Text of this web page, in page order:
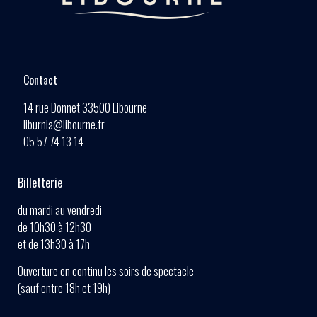
Contact
14 rue Donnet 33500 Libourne
liburnia@libourne.fr
05 57 74 13 14
Billetterie
du mardi au vendredi
de 10h30 à 12h30
et de 13h30 à 17h
Ouverture en continu les soirs de spectacle
(sauf entre 18h et 19h)